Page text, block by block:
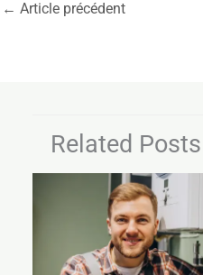
← Article précédent
Related Posts